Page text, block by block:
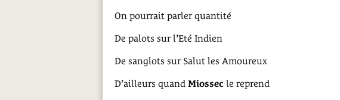
On pourrait parler quantité
De palots sur l’Eté Indien
De sanglots sur Salut les Amoureux
D’ailleurs quand Miossec le reprend